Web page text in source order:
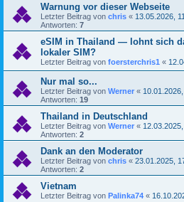
Warnung vor dieser Webseite
Letzter Beitrag von chris « 13.05.2026,
Antworten: 7
eSIM in Thailand — lohnt sich
lokaler SIM?
Letzter Beitrag von foersterchris1 «
Nur mal so...
Letzter Beitrag von Werner «
Antworten: 19
Thailand in Deutschland
Letzter Beitrag von Werner «
Antworten: 2
Dank an den Moderator
Letzter Beitrag von chris « 23.01.2025,
Antworten: 2
Vietnam
Letzter Beitrag von Palinka74 «